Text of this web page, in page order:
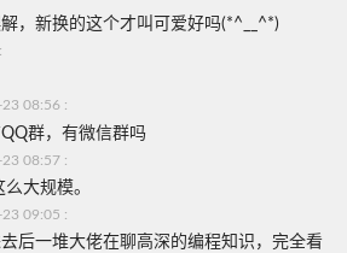
，新换的这个才叫可爱好吗(*^__^*)
:
08:56 :
群，有微信群吗
08:57 :
大规模。
09:05 :
后一堆大佬在聊高深的编程知识，完全看